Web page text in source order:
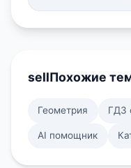
sellПохожие
Геометрия ГДЗ
AI помощник